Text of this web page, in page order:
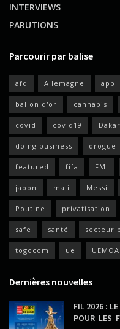
INTERVIEWS
PARUTIONS
Parcourir par balise
afd Allemagne app
ballon d'or cannabis
covid covid19 Dakar
doing business drogue
featured fifa FMI
japon mali Messi
Poutine privatisation
safe santé secteur
togocom ue UEMOA
Dernières nouvelles
FIL 2026 :
POUR LES